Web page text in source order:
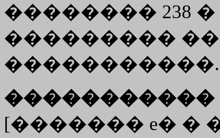
�������� 238 �
���������
�����������.
�����������
[������� e� �